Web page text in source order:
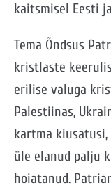
kaitsmisel Eesti
Tema Õndsus
kristlaste
erilise valuga
Palestiinas,
kartma
üle elanud palju
hoiatanud.